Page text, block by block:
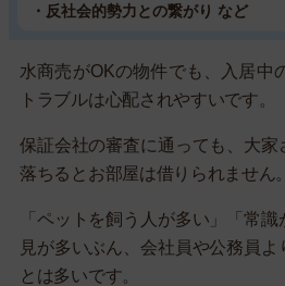
・反社会的勢力との繋がり など
水商売がOKの物件でも、入居中
トラブルは心配されやすいです。
保証会社の審査に通っても、大家
落ちるとお部屋は借りられません。
「ペットを飼う人が多い」「常
見が多いぶん、会社員や公務員よ
とは多いです。